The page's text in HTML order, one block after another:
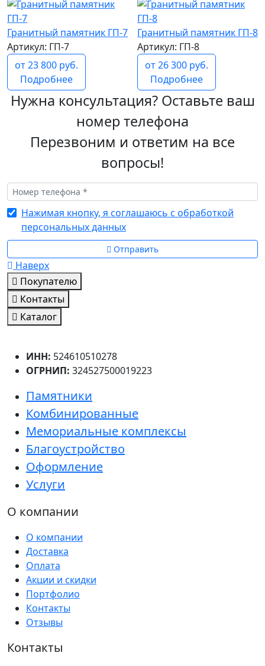
Гранитный памятник ГП-7
Артикул: ГП-7
от 23 800 руб.
Подробнее
Гранитный памятник ГП-8
Артикул: ГП-8
от 26 300 руб.
Подробнее
Нужна консультация? Оставьте ваш
номер телефона
Перезвоним и ответим на все
вопросы!
Нажимая кнопку, я соглашаюсь с обработкой
персональных данных
Отправить
Наверх
Покупателю
Контакты
Каталог
ИНН: 524610510278
ОГРНИП: 324527500019223
Памятники
Комбинированные
Мемориальные комплексы
Благоустройство
Оформление
Услуги
О компании
О компании
Доставка
Оплата
Акции и скидки
Портфолио
Контакты
Отзывы
Контакты